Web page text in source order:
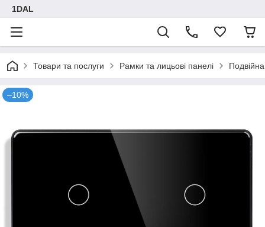
1DAL
Товари та послуги Рамки та лицьові панелі
–10%